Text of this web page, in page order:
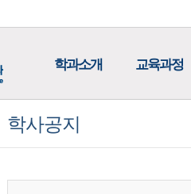
학과소개 교육과정
학사공지